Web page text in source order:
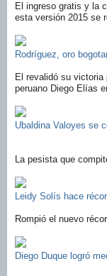
El ingreso gratis y la
esta versión 2015 se
Rodríguez, oro
El revalidó su victoria
peruano Diego Elías
Ubaldina Valoyes se
La pesista que
Leidy Solís hace
Rompió el nuevo
Diego Duque logró